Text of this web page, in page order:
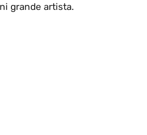
grande artista.